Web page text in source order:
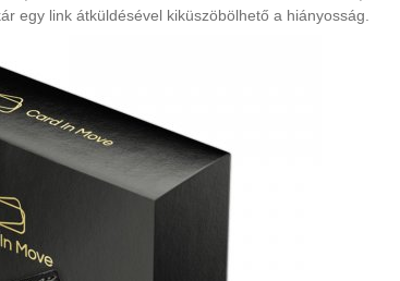
egy link átküldésével kiküszöbölhető a hiányosság.